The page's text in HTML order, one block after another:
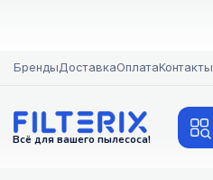
БрендыДоставкаОплатаКонтакты
Всё для вашего пылесоса!